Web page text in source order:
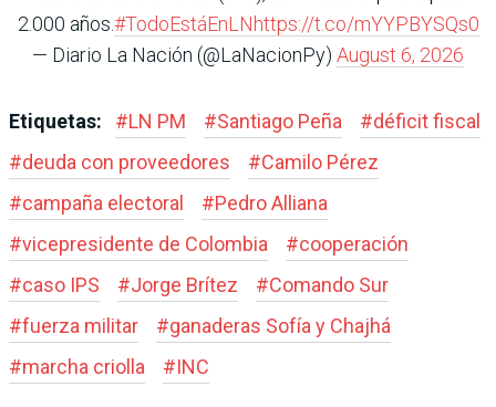
2.000 años.#TodoEstáEnLNhttps://t.co/mYYPBYSQs0
— Diario La Nación (@LaNacionPy) August 6, 2026
Etiquetas: #LN PM #Santiago Peña #déficit fiscal
#deuda con proveedores #Camilo Pérez
#campaña electoral #Pedro Alliana
#vicepresidente de Colombia #cooperación
#caso IPS #Jorge Brítez #Comando Sur
#fuerza militar #ganaderas Sofía y Chajhá
#marcha criolla #INC